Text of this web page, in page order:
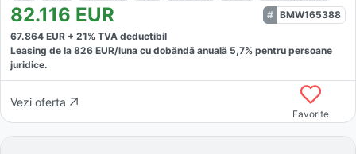
82.116 EUR
BMW165388
67.864 EUR + 21% TVA deductibil
Leasing de la 826 EUR/luna cu dobăndă anuală 5,7% pentru persoane
juridice.
Vezi oferta
Favorite